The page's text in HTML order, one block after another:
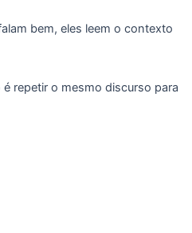
bem, eles leem o contexto
repetir o mesmo discurso para